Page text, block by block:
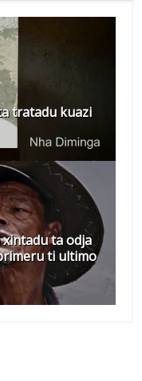
tratadu kuazi
xintadu ta odja
ti ultimo